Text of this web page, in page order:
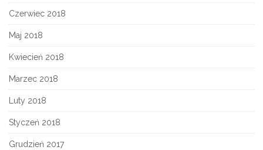
Czerwiec 2018
Maj 2018
Kwiecień 2018
Marzec 2018
Luty 2018
Styczeń 2018
Grudzień 2017